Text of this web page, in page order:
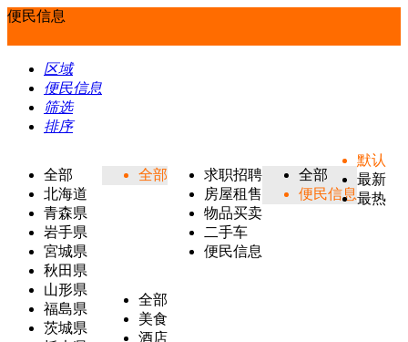
便民信息
区域
便民信息
筛选
排序
全部
北海道
青森県
岩手県
宮城県
秋田県
山形県
福島県
茨城県
全部
求职招聘
房屋租售
物品买卖
二手车
便民信息
全部
便民信息
全部
美食
酒店
默认
最新
最热